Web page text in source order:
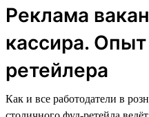
Реклама
кассира. Опыт
ретейлера
Как и все работодатели в